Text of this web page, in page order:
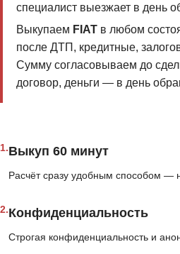
специалист выезжает в день
Выкупаем FIATв любом
после ДТП, кредитные,
Сумму согласовываем до
договор, деньги — в день
1.Выкуп 60 минут
Расчёт сразу удобным способом —
2.Конфиденциальность
Строгая конфиденциальность и